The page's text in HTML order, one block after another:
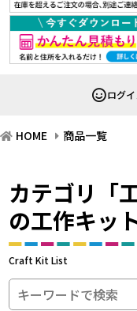
ログ
HOME 商品一覧
カテゴリ「
の工作キッ
Craft Kit List